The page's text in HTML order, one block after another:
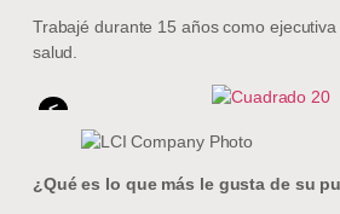
Trabajé durante 15 años como
salud.
<
¿Qué es lo que más le gusta de su